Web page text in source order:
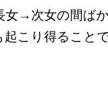
女→次女の間ば
こり得ること